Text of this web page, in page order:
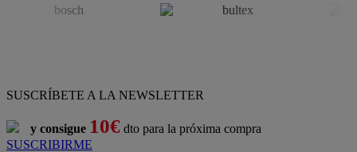
SUSCRÍBETE A LA NEWSLETTER
y consigue 10€ dto para la próxima compra
SUSCRIBIRME